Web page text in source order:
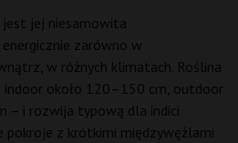
jest jej niesamowita
zarówno w
w różnych klimatach. Roślina
indoor około 120–150 cm, outdoor
– i rozwija typową dla indici
pokroje z krótkimi międzywęźlami